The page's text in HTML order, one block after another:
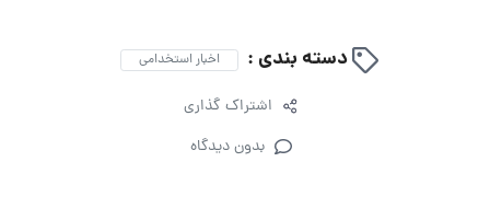
دسته بندی : اخبار استخدامی
اشتراک گذاری
بدون دیدگاه